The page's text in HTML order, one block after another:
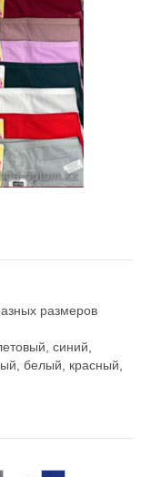
размеров
синий,
белый, красный,